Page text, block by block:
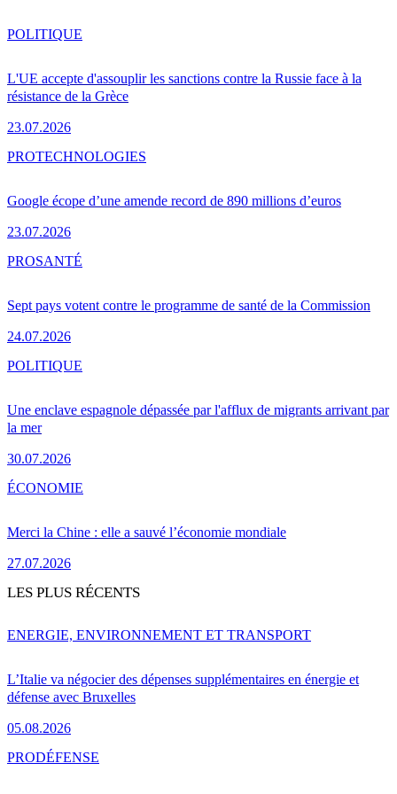
L'UE accepte d'assouplir les sanctions contre la Russie face à la
résistance de la Grèce
23.07.2026
POLITIQUE
Google écope d’une amende record de 890 millions d’euros
23.07.2026
PROTECHNOLOGIES
Sept pays votent contre le programme de santé de la Commission
24.07.2026
PROSANTÉ
Une enclave espagnole dépassée par l'afflux de migrants arrivant par
la mer
30.07.2026
POLITIQUE
Merci la Chine : elle a sauvé l’économie mondiale
27.07.2026
ÉCONOMIE
LES PLUS RÉCENTS
L’Italie va négocier des dépenses supplémentaires en énergie et
défense avec Bruxelles
05.08.2026
ENERGIE, ENVIRONNEMENT ET TRANSPORT
PRODÉFENSE